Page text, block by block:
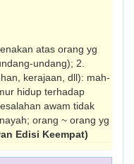
atas orang yg
undang); 2.
kerajaan, dll): mah­
hidup terhadap
awam tidak
orang ~ orang yg
Edisi Keempat)